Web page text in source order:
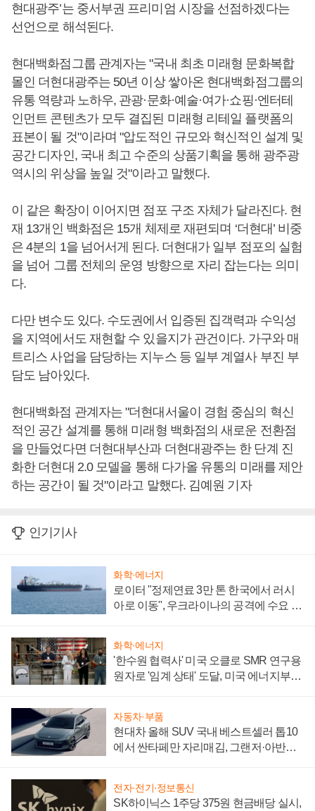
현대광주’는 중서부권 프리미엄 시장을 선점하겠다는
선언으로 해석된다.
현대백화점그룹 관계자는 "국내 최초 미래형 문화복합
몰인 더현대광주는 50년 이상 쌓아온 현대백화점그룹의
유통 역량과 노하우, 관광·문화·예술·여가·쇼핑·엔터테
인먼트 콘텐츠가 모두 결집된 미래형 리테일 플랫폼의
표본이 될 것"이라며 "압도적인 규모와 혁신적인 설계 및
공간 디자인, 국내 최고 수준의 상품기획을 통해 광주광
역시의 위상을 높일 것"이라고 말했다.
이 같은 확장이 이어지면 점포 구조 자체가 달라진다. 현
재 13개인 백화점은 15개 체제로 재편되며 ‘더현대’ 비중
은 4분의 1을 넘어서게 된다. 더현대가 일부 점포의 실험
을 넘어 그룹 전체의 운영 방향으로 자리 잡는다는 의미
다.
다만 변수도 있다. 수도권에서 입증된 집객력과 수익성
을 지역에서도 재현할 수 있을지가 관건이다. 가구와 매
트리스 사업을 담당하는 지누스 등 일부 계열사 부진 부
담도 남아있다.
현대백화점 관계자는 "더현대서울이 경험 중심의 혁신
적인 공간 설계를 통해 미래형 백화점의 새로운 전환점
을 만들었다면 더현대부산과 더현대광주는 한 단계 진
화한 더현대 2.0 모델을 통해 다가올 유통의 미래를 제안
하는 공간이 될 것"이라고 말했다. 김예원 기자
인기기사
화학·에너지
로이터 "정제연료 3만 톤 한국에서 러시
아로 이동", 우크라이나의 공격에 수요 늘
화학·에너지
'한수원 협력사' 미국 오클로 SMR 연구용
원자로 '임계 상태' 도달, 미국 에너지부
자동차·부품
현대차 올해 SUV 국내 베스트셀러 톱10
에서 싼타페만 자리매김, 그랜저·아반떼
전자·전기·정보통신
SK하이닉스 1주당 375원 현금배당 실시,